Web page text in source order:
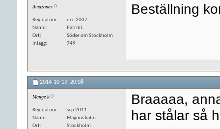
Amazonas
Reg.datum
dec 2007
Namn
Patrik L
Ort
Söder om Stockholm
Inlägg
749
Beställning
2014-10-19, 20:08
Mange.k
Reg.datum
sep 2011
Namn
Magnus kalin
Ort
Stockholm
Braaaaa,
har stålar så